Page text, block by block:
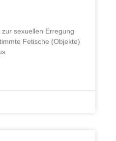
sexuellen Erregung
Fetische (Objekte)